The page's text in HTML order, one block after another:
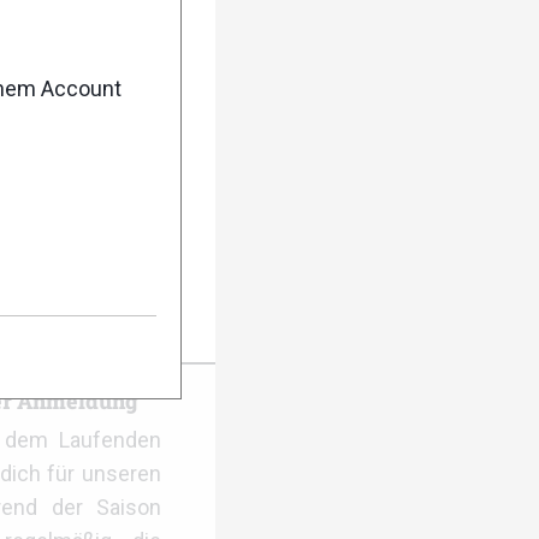
Anmeldung
Laufenden
für unseren
der Saison
Account